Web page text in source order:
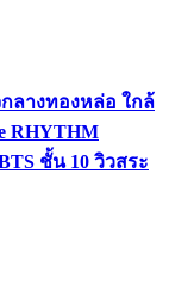
กลางทองหล่อ ใกล้
RHYTHM
ชั้น 10 วิวสระ